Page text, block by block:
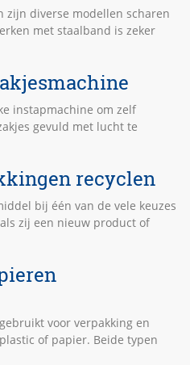
zijn diverse modellen scharen
met staalband is zeker
instapmachine om zelf
gevuld met lucht te
recyclen
bij één van de vele keuzes
zij een nieuw product of
voor verpakking en
of papier. Beide typen